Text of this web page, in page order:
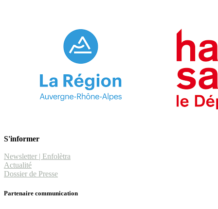
S'informer
Newsletter | Enfolètra
Actualité
Dossier de Presse
Partenaire communication